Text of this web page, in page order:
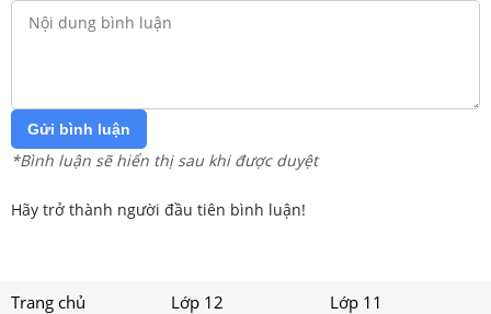
Gửi bình luận
*Bình luận sẽ hiển thị sau khi được duyệt
Hãy trở thành người đầu tiên bình luận!
Trang chủ Lớp 12
Lớp 11